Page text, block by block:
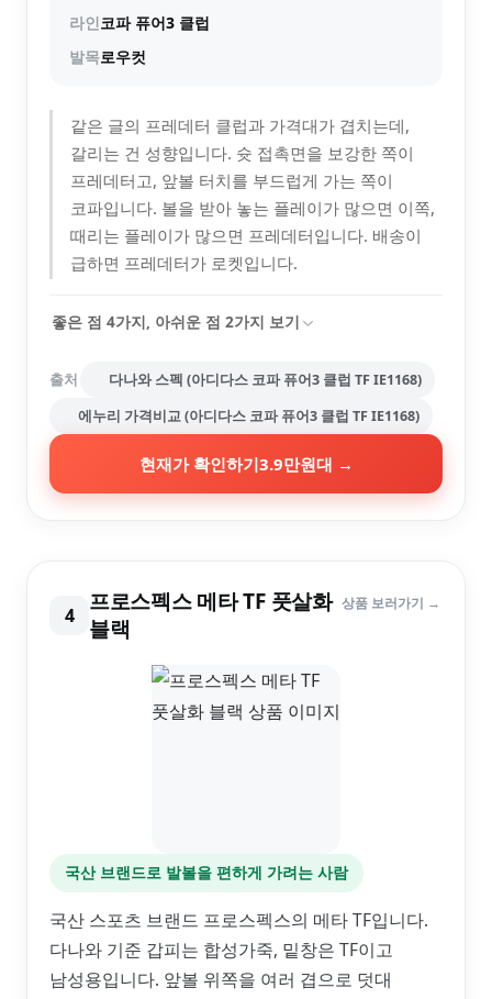
라인코파 퓨어3 클럽
발목로우컷
같은 글의 프레데터 클럽과 가격대가 겹치는데,
갈리는 건 성향입니다. 슛 접촉면을 보강한 쪽이
프레데터고, 앞볼 터치를 부드럽게 가는 쪽이
코파입니다. 볼을 받아 놓는 플레이가 많으면 이쪽,
때리는 플레이가 많으면 프레데터입니다. 배송이
급하면 프레데터가 로켓입니다.
좋은 점 4가지, 아쉬운 점 2가지 보기
출처
다나와 스펙 (아디다스 코파 퓨어3 클럽 TF IE1168)
에누리 가격비교 (아디다스 코파 퓨어3 클럽 TF IE1168)
현재가 확인하기3.9만원대 →
4
프로스펙스 메타 TF 풋살화
블랙
상품 보러가기 →
국산 브랜드로 발볼을 편하게 가려는 사람
국산 스포츠 브랜드 프로스펙스의 메타 TF입니다.
다나와 기준 갑피는 합성가죽, 밑창은 TF이고
남성용입니다. 앞볼 위쪽을 여러 겹으로 덧대